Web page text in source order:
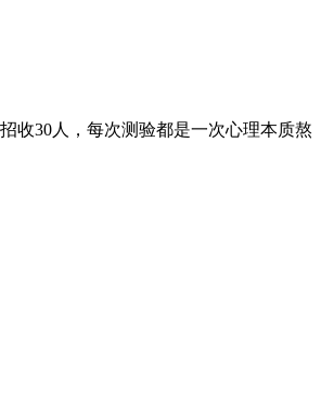
收30人，每次测验都是一次心理本质熬